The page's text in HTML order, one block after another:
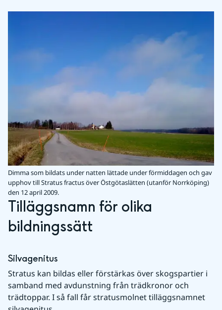
Dimma som bildats under natten lättade under förmiddagen och gav
upphov till Stratus fractus över Östgötaslätten (utanför Norrköping)
den 12 april 2009.
Tilläggsnamn för olika
bildningssätt
Silvagenitus
Stratus kan bildas eller förstärkas över skogspartier i
samband med avdunstning från trädkronor och
trädtoppar. I så fall får stratusmolnet tilläggsnamnet